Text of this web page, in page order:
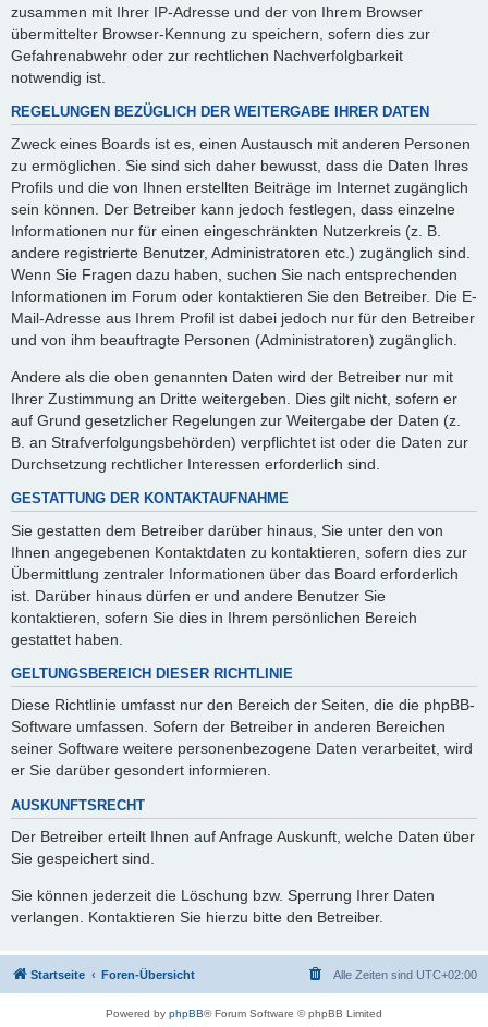
zusammen mit Ihrer IP-Adresse und der von Ihrem Browser
übermittelter Browser-Kennung zu speichern, sofern dies zur
Gefahrenabwehr oder zur rechtlichen Nachverfolgbarkeit
notwendig ist.
REGELUNGEN BEZÜGLICH DER WEITERGABE IHRER DATEN
Zweck eines Boards ist es, einen Austausch mit anderen Personen
zu ermöglichen. Sie sind sich daher bewusst, dass die Daten Ihres
Profils und die von Ihnen erstellten Beiträge im Internet zugänglich
sein können. Der Betreiber kann jedoch festlegen, dass einzelne
Informationen nur für einen eingeschränkten Nutzerkreis (z. B.
andere registrierte Benutzer, Administratoren etc.) zugänglich sind.
Wenn Sie Fragen dazu haben, suchen Sie nach entsprechenden
Informationen im Forum oder kontaktieren Sie den Betreiber. Die E-
Mail-Adresse aus Ihrem Profil ist dabei jedoch nur für den Betreiber
und von ihm beauftragte Personen (Administratoren) zugänglich.
Andere als die oben genannten Daten wird der Betreiber nur mit
Ihrer Zustimmung an Dritte weitergeben. Dies gilt nicht, sofern er
auf Grund gesetzlicher Regelungen zur Weitergabe der Daten (z.
B. an Strafverfolgungsbehörden) verpflichtet ist oder die Daten zur
Durchsetzung rechtlicher Interessen erforderlich sind.
GESTATTUNG DER KONTAKTAUFNAHME
Sie gestatten dem Betreiber darüber hinaus, Sie unter den von
Ihnen angegebenen Kontaktdaten zu kontaktieren, sofern dies zur
Übermittlung zentraler Informationen über das Board erforderlich
ist. Darüber hinaus dürfen er und andere Benutzer Sie
kontaktieren, sofern Sie dies in Ihrem persönlichen Bereich
gestattet haben.
GELTUNGSBEREICH DIESER RICHTLINIE
Diese Richtlinie umfasst nur den Bereich der Seiten, die die phpBB-
Software umfassen. Sofern der Betreiber in anderen Bereichen
seiner Software weitere personenbezogene Daten verarbeitet, wird
er Sie darüber gesondert informieren.
AUSKUNFTSRECHT
Der Betreiber erteilt Ihnen auf Anfrage Auskunft, welche Daten über
Sie gespeichert sind.
Sie können jederzeit die Löschung bzw. Sperrung Ihrer Daten
verlangen. Kontaktieren Sie hierzu bitte den Betreiber.
Startseite Foren-Übersicht Alle Zeiten sind UTC+02:00
Powered by phpBB® Forum Software © phpBB Limited